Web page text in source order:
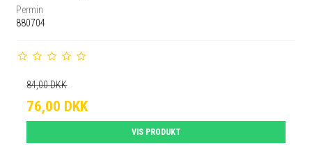
Permin
880704
84,00 DKK
76,00 DKK
VIS PRODUKT